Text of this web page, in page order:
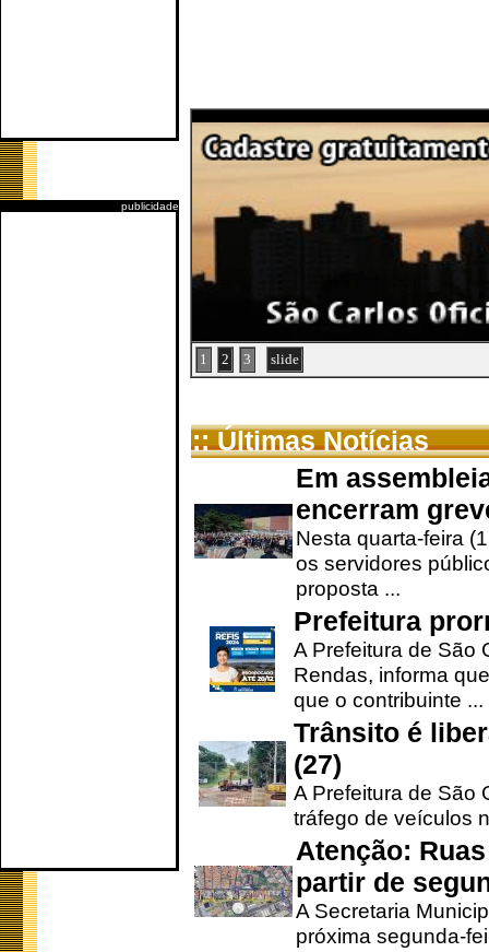
publicidade
1 2 3 slide
:: Últimas Notícias
Em
encerram
Nesta quarta-feira
os servidores
proposta ...
Prefeitura
A Prefeitura de São
Rendas, informa
que o contribuinte ...
Trânsito é
(27)
A Prefeitura de São
tráfego de veículos
Atenção:
partir de
A Secretaria
próxima segunda-